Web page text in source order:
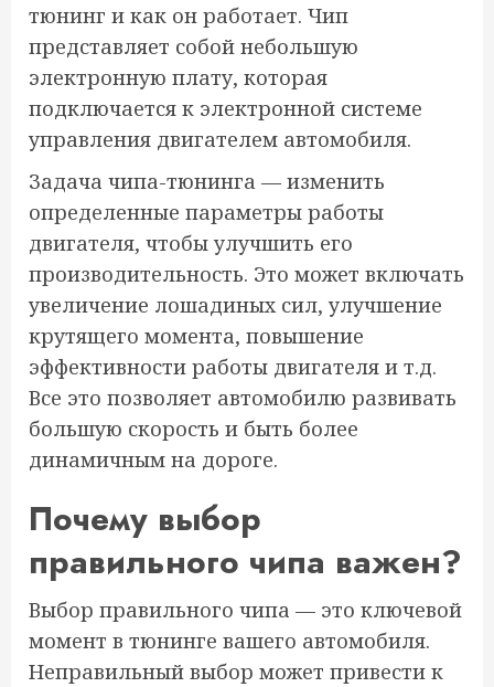
тюнинг и как он работает. Чип
представляет собой небольшую
электронную плату, которая
подключается к электронной системе
управления двигателем автомобиля.
Задача чипа-тюнинга — изменить
определенные параметры работы
двигателя, чтобы улучшить его
производительность. Это может включать
увеличение лошадиных сил, улучшение
крутящего момента, повышение
эффективности работы двигателя и т.д.
Все это позволяет автомобилю развивать
большую скорость и быть более
динамичным на дороге.
Почему выбор
правильного чипа важен?
Выбор правильного чипа — это ключевой
момент в тюнинге вашего автомобиля.
Неправильный выбор может привести к